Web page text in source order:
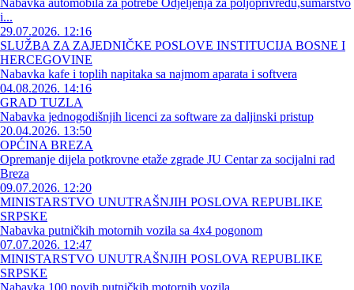
Nabavka automobila za potrebe Odjeljenja za poljoprivredu,šumarstvo
i...
29.07.2026. 12:16
SLUŽBA ZA ZAJEDNIČKE POSLOVE INSTITUCIJA BOSNE I
HERCEGOVINE
Nabavka kafe i toplih napitaka sa najmom aparata i softvera
04.08.2026. 14:16
GRAD TUZLA
Nabavka jednogodišnjih licenci za software za daljinski pristup
20.04.2026. 13:50
OPĆINA BREZA
Opremanje dijela potkrovne etaže zgrade JU Centar za socijalni rad
Breza
09.07.2026. 12:20
MINISTARSTVO UNUTRAŠNJIH POSLOVA REPUBLIKE
SRPSKE
Nabavka putničkih motornih vozila sa 4x4 pogonom
07.07.2026. 12:47
MINISTARSTVO UNUTRAŠNJIH POSLOVA REPUBLIKE
SRPSKE